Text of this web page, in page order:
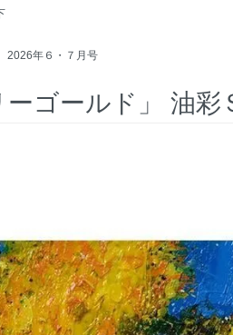
2026年６・７月号
ゴールド」 油彩